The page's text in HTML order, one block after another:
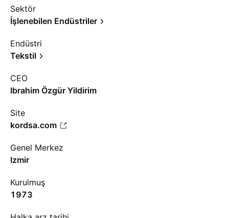
Sektör
İşlenebilen Endüstriler
Endüstri
Tekstil
CEO
Ibrahim Özgür Yildirim
Site
kordsa.com
Genel Merkez
Izmir
Kurulmuş
1973